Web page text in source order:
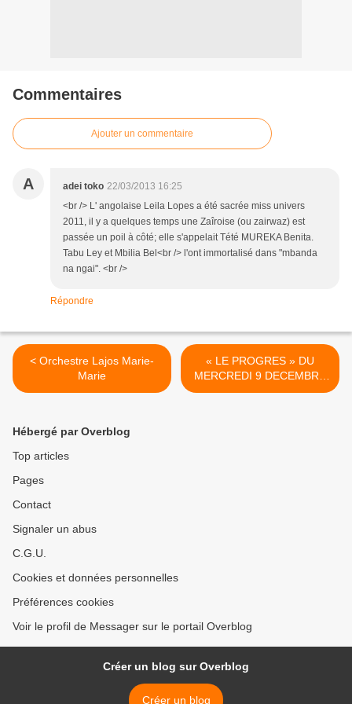
Commentaires
Ajouter un commentaire
A adei toko 22/03/2013 16:25
<br /> L' angolaise Leila Lopes a été sacrée miss univers
2011, il y a quelques temps une Zaîroise (ou zairwaz) est
passée un poil à côté; elle s'appelait Tété MUREKA Benita.
Tabu Ley et Mbilia Bel<br /> l'ont immortalisé dans "mbanda
na ngai". <br />
Répondre
< Orchestre Lajos Marie-
Marie
« LE PROGRES » DU
MERCREDI 9 DECEMBRE
1970 >
Hébergé par Overblog
Top articles
Pages
Contact
Signaler un abus
C.G.U.
Cookies et données personnelles
Préférences cookies
Voir le profil de Messager sur le portail Overblog
Créer un blog sur Overblog
Créer un blog